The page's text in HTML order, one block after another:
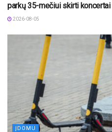
parkų 35-mečiui skirti koncertai
2026-08-05
ĮDOMU